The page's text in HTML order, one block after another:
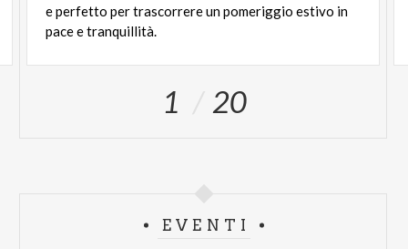
e perfetto per trascorrere un pomeriggio estivo in
pace e tranquillità.
1 20
EVENTI